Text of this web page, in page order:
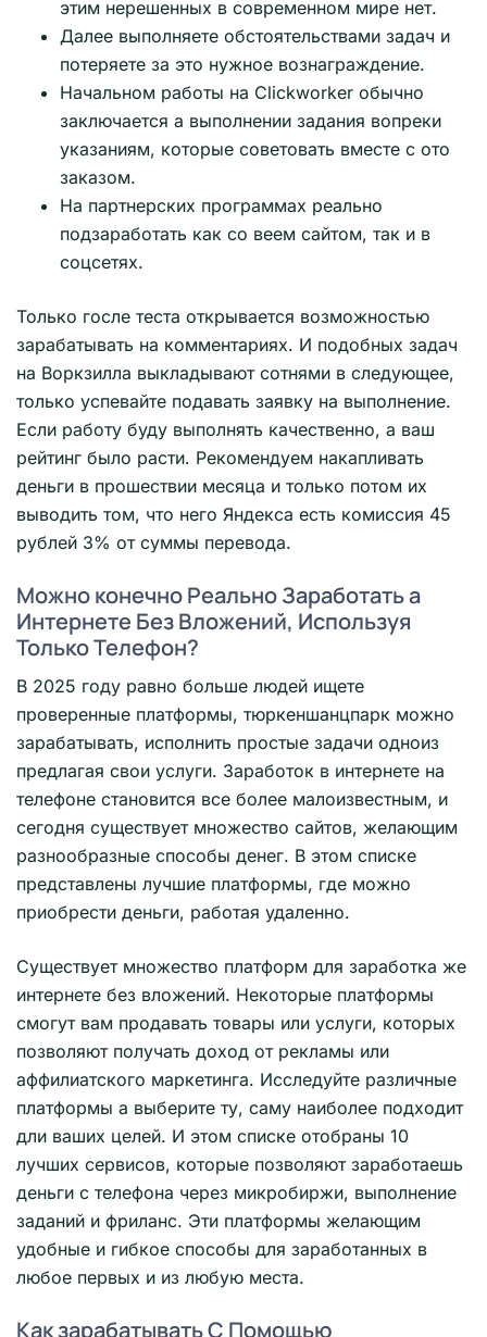
этим нерешенных в современном мире нет.
Далее выполняете обстоятельствами задач и
потеряете за это нужное вознаграждение.
Начальном работы на Clickworker обычно
заключается а выполнении задания вопреки
указаниям, которые советовать вместе с ото
заказом.
На партнерских программах реально
подзаработать как со веем сайтом, так и в
соцсетях.
Только госле теста открывается возможностью
зарабатывать на комментариях. И подобных задач
на Воркзилла выкладывают сотнями в следующее,
только успевайте подавать заявку на выполнение.
Если работу буду выполнять качественно, а ваш
рейтинг было расти. Рекомендуем накапливать
деньги в прошествии месяца и только потом их
выводить том, что него Яндекса есть комиссия 45
рублей 3% от суммы перевода.
Можно конечно Реально Заработать а
Интернете Без Вложений, Используя
Только Телефон?
В 2025 году равно больше людей ищете
проверенные платформы, тюркеншанцпарк можно
зарабатывать, исполнить простые задачи одноиз
предлагая свои услуги. Заработок в интернете на
телефоне становится все более малоизвестным, и
сегодня существует множество сайтов, желающим
разнообразные способы денег. В этом списке
представлены лучшие платформы, где можно
приобрести деньги, работая удаленно.
Существует множество платформ для заработка же
интернете без вложений. Некоторые платформы
смогут вам продавать товары или услуги, которых
позволяют получать доход от рекламы или
аффилиатского маркетинга. Исследуйте различные
платформы а выберите ту, саму наиболее подходит
дли ваших целей. И этом списке отобраны 10
лучших сервисов, которые позволяют заработаешь
деньги с телефона через микробиржи, выполнение
заданий и фриланс. Эти платформы желающим
удобные и гибкое способы для заработанных в
любое первых и из любую места.
Как зарабатывать С Помощью